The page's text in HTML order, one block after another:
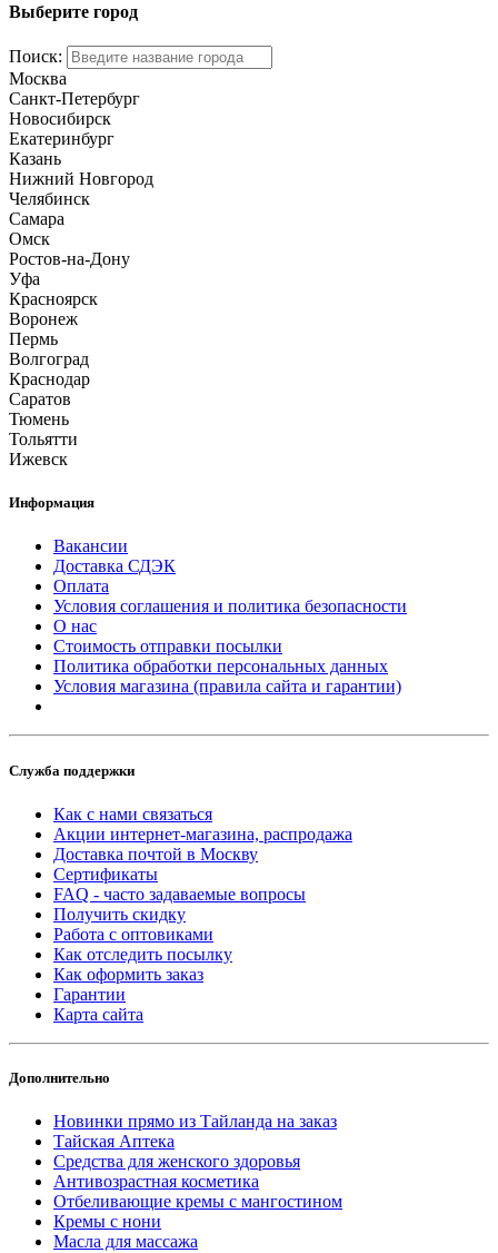
Выберите город
Поиск:
Москва
Санкт-Петербург
Новосибирск
Екатеринбург
Казань
Нижний Новгород
Челябинск
Самара
Омск
Ростов-на-Дону
Уфа
Красноярск
Воронеж
Пермь
Волгоград
Краснодар
Саратов
Тюмень
Тольятти
Ижевск
Информация
Вакансии
Доставка СДЭК
Оплата
Условия соглашения и политика безопасности
О нас
Стоимость отправки посылки
Политика обработки персональных данных
Условия магазина (правила сайта и гарантии)
Служба поддержки
Как с нами связаться
Акции интернет-магазина, распродажа
Доставка почтой в Москву
Сертификаты
FAQ - часто задаваемые вопросы
Получить скидку
Работа с оптовиками
Как отследить посылку
Как оформить заказ
Гарантии
Карта сайта
Дополнительно
Новинки прямо из Тайланда на заказ
Тайская Аптека
Средства для женского здоровья
Антивозрастная косметика
Отбеливающие кремы с мангостином
Кремы с нони
Масла для массажа